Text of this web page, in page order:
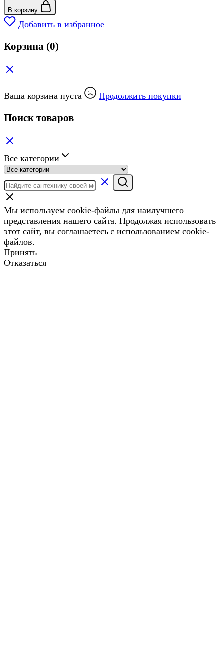
В корзину
Добавить в избранное
Корзина (0)
Ваша корзина пуста Продолжить покупки
Поиск товаров
Все категории
Мы используем cookie-файлы для наилучшего
представления нашего сайта. Продолжая использовать
этот сайт, вы соглашаетесь с использованием cookie-
файлов.
Принять
Отказаться